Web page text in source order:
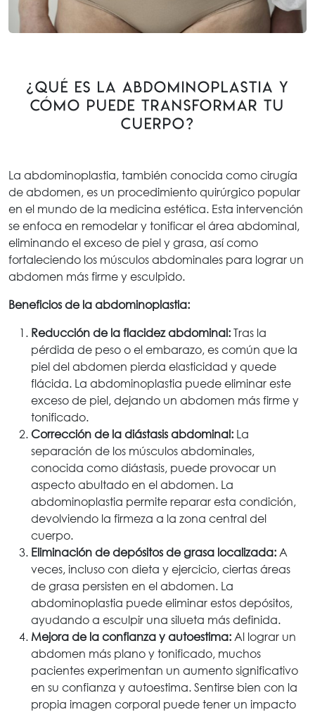
¿Qué es la abdominoplastia y
cómo puede transformar tu
cuerpo?
La abdominoplastia, también conocida como cirugía
de abdomen, es un procedimiento quirúrgico popular
en el mundo de la medicina estética. Esta intervención
se enfoca en remodelar y tonificar el área abdominal,
eliminando el exceso de piel y grasa, así como
fortaleciendo los músculos abdominales para lograr un
abdomen más firme y esculpido.
Beneficios de la abdominoplastia:
Reducción de la flacidez abdominal:Tras la
pérdida de peso o el embarazo, es común que la
piel del abdomen pierda elasticidad y quede
flácida. La abdominoplastia puede eliminar este
exceso de piel, dejando un abdomen más firme y
tonificado.
Corrección de la diástasis abdominal: La
separación de los músculos abdominales,
conocida como diástasis, puede provocar un
aspecto abultado en el abdomen. La
abdominoplastia permite reparar esta condición,
devolviendo la firmeza a la zona central del
cuerpo.
Eliminación de depósitos de grasa localizada: A
veces, incluso con dieta y ejercicio, ciertas áreas
de grasa persisten en el abdomen. La
abdominoplastia puede eliminar estos depósitos,
ayudando a esculpir una silueta más definida.
Mejora de la confianza y autoestima: Al lograr un
abdomen más plano y tonificado, muchos
pacientes experimentan un aumento significativo
en su confianza y autoestima. Sentirse bien con la
propia imagen corporal puede tener un impacto